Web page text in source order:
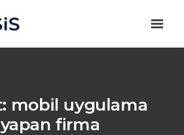
mobil uygulama
yapan firma